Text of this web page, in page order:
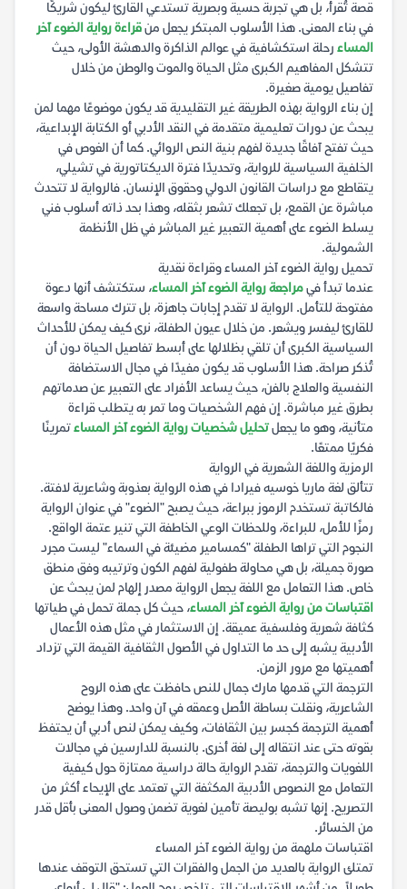
قصة تُقرأ، بل هي تجربة حسية وبصرية تستدعي القارئ ليكون شريكًا
في بناء المعنى. هذا الأسلوب المبتكر يجعل منقراءة رواية الضوء آخر
المساء رحلة استكشافية في عوالم الذاكرة والدهشة الأولى، حيث
تتشكل المفاهيم الكبرى مثل الحياة والموت والوطن من خلال
تفاصيل يومية صغيرة.
إن بناء الرواية بهذه الطريقة غير التقليدية قد يكون موضوعًا مهما لمن
يبحث عن دورات تعليمية متقدمة في النقد الأدبي أو الكتابة الإبداعية،
حيث تفتح آفاقًا جديدة لفهم بنية النص الروائي. كما أن الغوص في
الخلفية السياسية للرواية، وتحديدًا فترة الديكتاتورية في تشيلي،
يتقاطع مع دراسات القانون الدولي وحقوق الإنسان. فالرواية لا تتحدث
مباشرة عن القمع، بل تجعلك تشعر بثقله، وهذا بحد ذاته أسلوب فني
يسلط الضوء على أهمية التعبير غير المباشر في ظل الأنظمة
الشمولية.
تحميل رواية الضوء آخر المساء وقراءة نقدية
عندما تبدأ فيمراجعة رواية الضوء آخر المساء، ستكتشف أنها دعوة
مفتوحة للتأمل. الرواية لا تقدم إجابات جاهزة، بل تترك مساحة واسعة
للقارئ ليفسر ويشعر. من خلال عيون الطفلة، نرى كيف يمكن للأحداث
السياسية الكبرى أن تلقي بظلالها على أبسط تفاصيل الحياة دون أن
تُذكر صراحة. هذا الأسلوب قد يكون مفيدًا في مجال الاستضافة
النفسية والعلاج بالفن، حيث يساعد الأفراد على التعبير عن صدماتهم
بطرق غير مباشرة. إن فهم الشخصيات وما تمر به يتطلب قراءة
متأنية، وهو ما يجعلتحليل شخصيات رواية الضوء آخر المساءتمرينًا
فكريًا ممتعًا.
الرمزية واللغة الشعرية في الرواية
تتألق لغة ماريا خوسيه فيرادا في هذه الرواية بعذوبة وشاعرية لافتة.
فالكاتبة تستخدم الرموز ببراعة، حيث يصبح "الضوء" في عنوان الرواية
رمزًا للأمل، للبراءة، وللحظات الوعي الخاطفة التي تنير عتمة الواقع.
النجوم التي تراها الطفلة "كمسامير مضيئة في السماء" ليست مجرد
صورة جميلة، بل هي محاولة طفولية لفهم الكون وترتيبه وفق منطق
خاص. هذا التعامل مع اللغة يجعل الرواية مصدر إلهام لمن يبحث عن
اقتباسات من رواية الضوء آخر المساء، حيث كل جملة تحمل في طياتها
كثافة شعرية وفلسفية عميقة. إن الاستثمار في مثل هذه الأعمال
الأدبية يشبه إلى حد ما التداول في الأصول الثقافية القيمة التي تزداد
أهميتها مع مرور الزمن.
الترجمة التي قدمها مارك جمال للنص حافظت على هذه الروح
الشاعرية، ونقلت بساطة الأصل وعمقه في آن واحد. وهذا يوضح
أهمية الترجمة كجسر بين الثقافات، وكيف يمكن لنص أدبي أن يحتفظ
بقوته حتى عند انتقاله إلى لغة أخرى. بالنسبة للدارسين في مجالات
اللغويات والترجمة، تقدم الرواية حالة دراسية ممتازة حول كيفية
التعامل مع النصوص الأدبية المكثفة التي تعتمد على الإيحاء أكثر من
التصريح. إنها تشبه بوليصة تأمين لغوية تضمن وصول المعنى بأقل قدر
من الخسائر.
اقتباسات ملهمة من رواية الضوء آخر المساء
تمتلئ الرواية بالعديد من الجمل والفقرات التي تستحق التوقف عندها